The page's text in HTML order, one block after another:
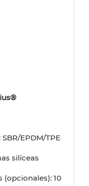
EPDM/TPE
silíceas
10